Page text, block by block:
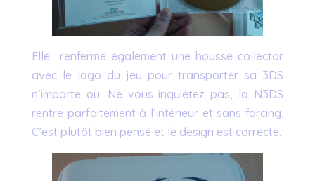
Elle renferme également une housse collector
avec le logo du jeu pour transporter sa 3DS
n’importe où. Ne vous inquiétez pas, la N3DS
rentre parfaitement à l’intérieur et sans forcing.
C’est plutôt bien pensé et le design est correcte.